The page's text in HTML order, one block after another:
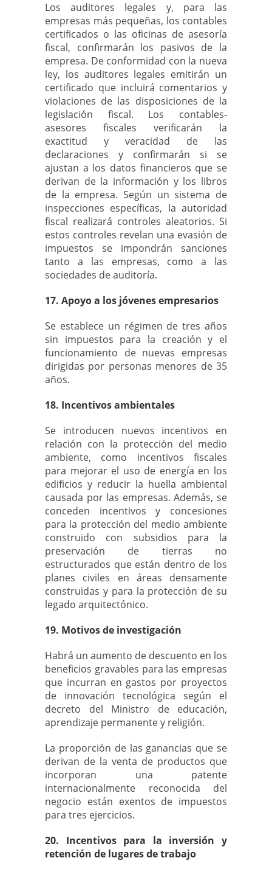
Los auditores legales y, para las
empresas más pequeñas, los contables
certificados o las oficinas de asesoría
fiscal, confirmarán los pasivos de la
empresa. De conformidad con la nueva
ley, los auditores legales emitirán un
certificado que incluirá comentarios y
violaciones de las disposiciones de la
legislación fiscal. Los contables-
asesores fiscales verificarán la
exactitud y veracidad de las
declaraciones y confirmarán si se
ajustan a los datos financieros que se
derivan de la información y los libros
de la empresa. Según un sistema de
inspecciones específicas, la autoridad
fiscal realizará controles aleatorios. Si
estos controles revelan una evasión de
impuestos se impondrán sanciones
tanto a las empresas, como a las
sociedades de auditoría.
17. Apoyo a los jóvenes empresarios
Se establece un régimen de tres años
sin impuestos para la creación y el
funcionamiento de nuevas empresas
dirigidas por personas menores de 35
años.
18. Incentivos ambientales
Se introducen nuevos incentivos en
relación con la protección del medio
ambiente, como incentivos fiscales
para mejorar el uso de energía en los
edificios y reducir la huella ambiental
causada por las empresas. Además, se
conceden incentivos y concesiones
para la protección del medio ambiente
construido con subsidios para la
preservación de tierras no
estructurados que están dentro de los
planes civiles en áreas densamente
construidas y para la protección de su
legado arquitectónico.
19. Motivos de investigación
Habrá un aumento de descuento en los
beneficios gravables para las empresas
que incurran en gastos por proyectos
de innovación tecnológica según el
decreto del Ministro de educación,
aprendizaje permanente y religión.
La proporción de las ganancias que se
derivan de la venta de productos que
incorporan una patente
internacionalmente reconocida del
negocio están exentos de impuestos
para tres ejercicios.
20. Incentivos para la inversión y
retención de lugares de trabajo